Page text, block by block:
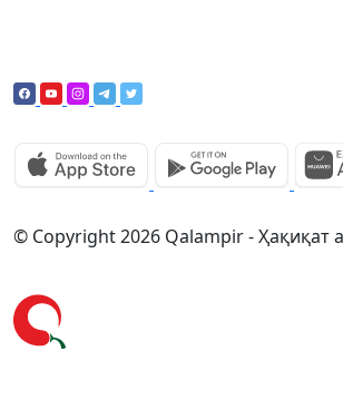
© Copyright 2026 Qalampir - Ҳақиқат